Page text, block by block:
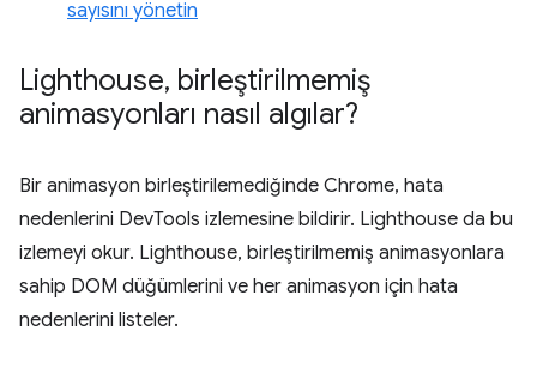
sayısını yönetin
Lighthouse, birleştirilmemiş
animasyonları nasıl algılar?
Bir animasyon birleştirilemediğinde Chrome, hata
nedenlerini DevTools izlemesine bildirir. Lighthouse da bu
izlemeyi okur. Lighthouse, birleştirilmemiş animasyonlara
sahip DOM düğümlerini ve her animasyon için hata
nedenlerini listeler.